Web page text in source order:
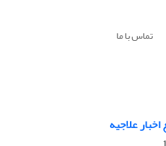
تماس با ما
علاجیه